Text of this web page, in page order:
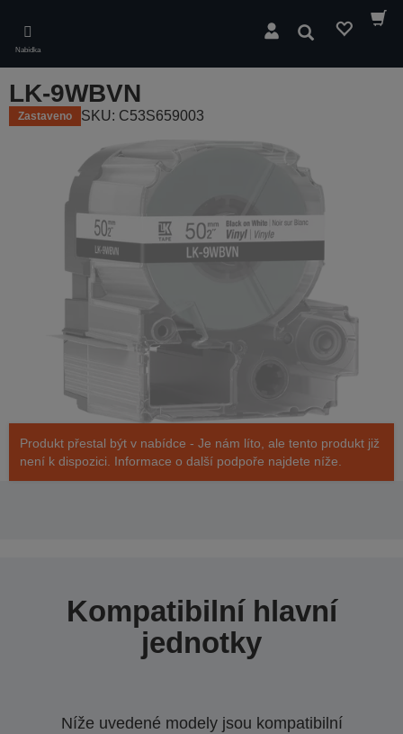
main
content
Nabídka
Hledat
LK-9WBVN
Zastaveno SKU: C53S659003
Produkt přestal být v nabídce - Je nám líto, ale tento produkt již
není k dispozici. Informace o další podpoře najdete níže.
Kompatibilní hlavní
jednotky
Níže uvedené modely jsou kompatibilní